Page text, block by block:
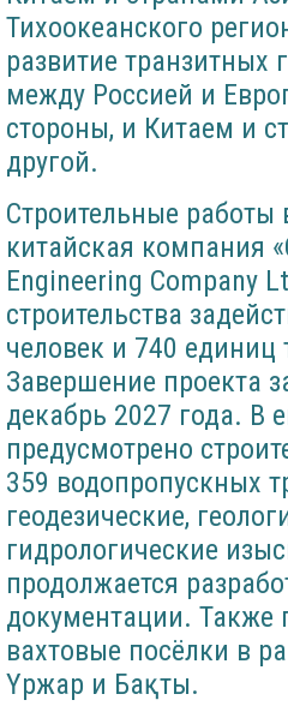
Тихоокеанского
развитие транзитных
между Россией и
стороны, и Китаем и
другой.
Строительные работы
китайская компания
Engineering Company
строительства
человек и 740 единиц
Завершение проекта
декабрь 2027 года. В
предусмотрено
359 водопропускных
геодезические,
гидрологические
продолжается
документации. Также
вахтовые посёлки в
Үржар и Бақты.